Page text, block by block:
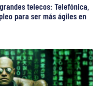
telecos: Telefónica,
para ser más ágiles en